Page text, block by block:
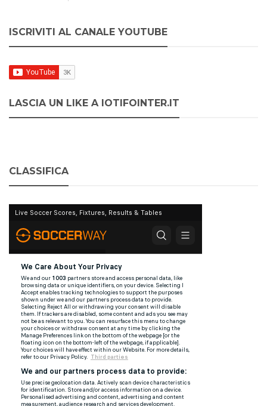
ISCRIVITI AL CANALE YOUTUBE
LASCIA UN LIKE A IOTIFOINTER.IT
CLASSIFICA